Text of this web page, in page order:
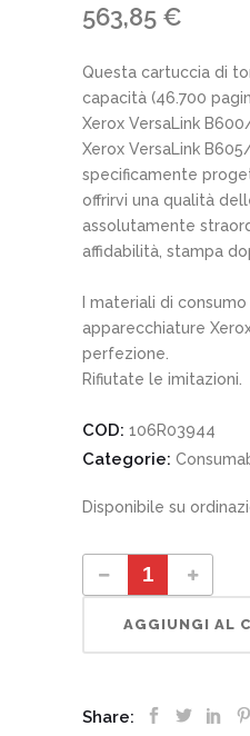
563,85 €
Questa cartuccia di
capacità (46.700
Xerox VersaLink
Xerox VersaLink
specificamente
offrirvi una qualità
assolutamente
affidabilità, stampa
I materiali di
apparecchiature
perfezione.
Rifiutate le imitazioni.
COD: 106R03944
Categorie:
Disponibile su
106R03944 cartuccia toner nero ad altissima capacità quantity
AGGIUNGI AL
Share: